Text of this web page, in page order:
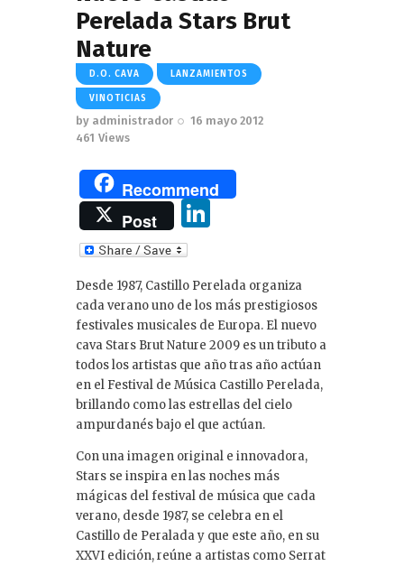
Perelada Stars Brut
Nature
D.O. CAVA LANZAMIENTOS
VINOTICIAS
by administrador
16 mayo 2012
461 Views
Recommend
Post
k
e
dI
n
Desde 1987, Castillo Perelada organiza
cada verano uno de los más prestigiosos
festivales musicales de Europa. El nuevo
cava Stars Brut Nature 2009 es un tributo a
todos los artistas que año tras año actúan
en el Festival de Música Castillo Perelada,
brillando como las estrellas del cielo
ampurdanés bajo el que actúan.
Con una imagen original e innovadora,
Stars se inspira en las noches más
mágicas del festival de música que cada
verano, desde 1987, se celebra en el
Castillo de Peralada y que este año, en su
XXVI edición, reúne a artistas como Serrat